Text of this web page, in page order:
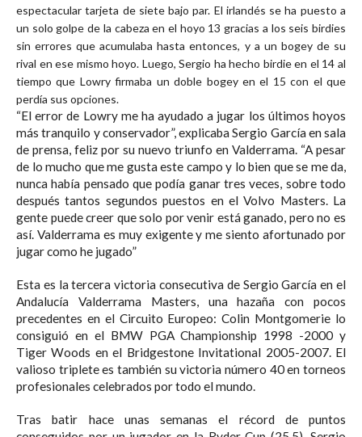
espectacular tarjeta de siete bajo par. El irlandés se ha puesto a
un solo golpe de la cabeza en el hoyo 13 gracias a los seis birdies
sin errores que acumulaba hasta entonces, y a un bogey de su
rival en ese mismo hoyo. Luego, Sergio ha hecho birdie en el 14 al
tiempo que Lowry firmaba un doble bogey en el 15 con el que
perdía sus opciones.
“El error de Lowry me ha ayudado a jugar los últimos hoyos
más tranquilo y conservador”, explicaba Sergio García en sala
de prensa, feliz por su nuevo triunfo en Valderrama. “A pesar
de lo mucho que me gusta este campo y lo bien que se me da,
nunca había pensado que podía ganar tres veces, sobre todo
después tantos segundos puestos en el Volvo Masters. La
gente puede creer que solo por venir está ganado, pero no es
así. Valderrama es muy exigente y me siento afortunado por
jugar como he jugado”
Esta es la tercera victoria consecutiva de Sergio García en el
Andalucía Valderrama Masters, una hazaña con pocos
precedentes en el Circuito Europeo: Colin Montgomerie lo
consiguió en el BMW PGA Championship 1998 -2000 y
Tiger Woods en el Bridgestone Invitational 2005-2007. El
valioso triplete es también su victoria número 40 en torneos
profesionales celebrados por todo el mundo.
Tras batir hace unas semanas el récord de puntos